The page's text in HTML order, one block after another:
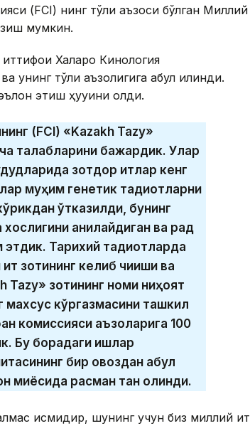
(FCI) нинг тўлиқ аъзоси бўлган Миллий
мумкин.
Халқаро Кинология
тўлиқ аъзолигига қабул қилинди.
этиш ҳуқуқини олди.
(FCI) «Kazakh Tazy»
талабларини бажардик. Улар
зотдор итлар кенг
муҳим генетик тадқиқотларни
ўтказилди, бунинг
хослигини аниқлайдиган ва рад
Тарихий тадқиқотларда
зотининг келиб чиқиши ва
Tazy» зотининг номи ниҳоят
махсус кўргазмасини ташкил
комиссияси аъзоларига 100
Бу борадаги ишлар
бир овоздан қабул
миқёсида расман тан олинди.
қисмидир, шунинг учун биз миллий ит